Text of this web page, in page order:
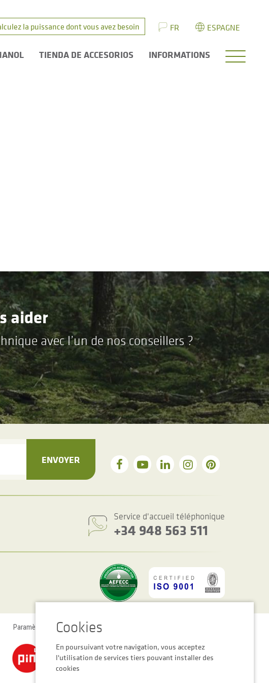
la puissance dont vous avez besoin FR ESPAGNE
TIENDA DE ACCESORIOS INFORMATIONS
aider
avec l’un de nos conseillers ?
ENVOYER
Service d'accueil téléphonique
+34 948 563 511
Paramètres des cookiesAvertissement Légal
En poursuivant votre navigation, vous acceptez
l'utilisation de services tiers pouvant installer des
cookies